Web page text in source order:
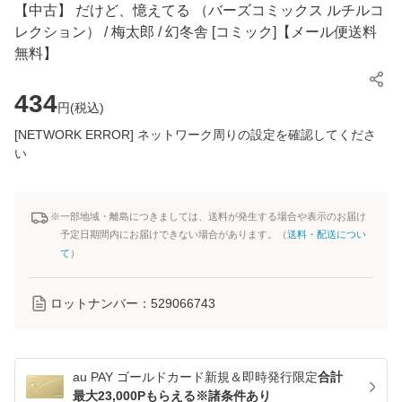
【中古】 だけど、憶えてる （バーズコミックス ルチルコ
レクション） / 梅太郎 / 幻冬舎 [コミック]【メール便送料
無料】
434円(税込)
[NETWORK ERROR] ネットワーク周りの設定を確認してくださ
い
※一部地域・離島につきましては、送料が発生する場合や表示のお届け
予定日期間内にお届けできない場合があります。（送料・配送につい
て ）
ロットナンバー： 529066743
au PAY ゴールドカード新規＆即時発行限定合計
最大23,000Pもらえる※諸条件あり